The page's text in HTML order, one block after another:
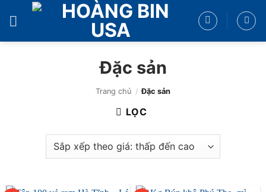
Đặc sản
Trang chủ / Đặc sản
LỌC